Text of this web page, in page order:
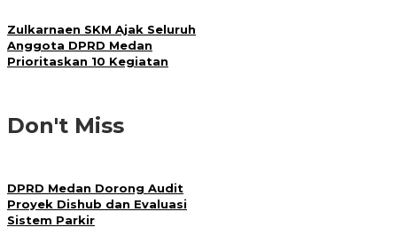
Zulkarnaen SKM Ajak Seluruh
Anggota DPRD Medan
Prioritaskan 10 Kegiatan
Don't Miss
DPRD Medan Dorong Audit
Proyek Dishub dan Evaluasi
Sistem Parkir